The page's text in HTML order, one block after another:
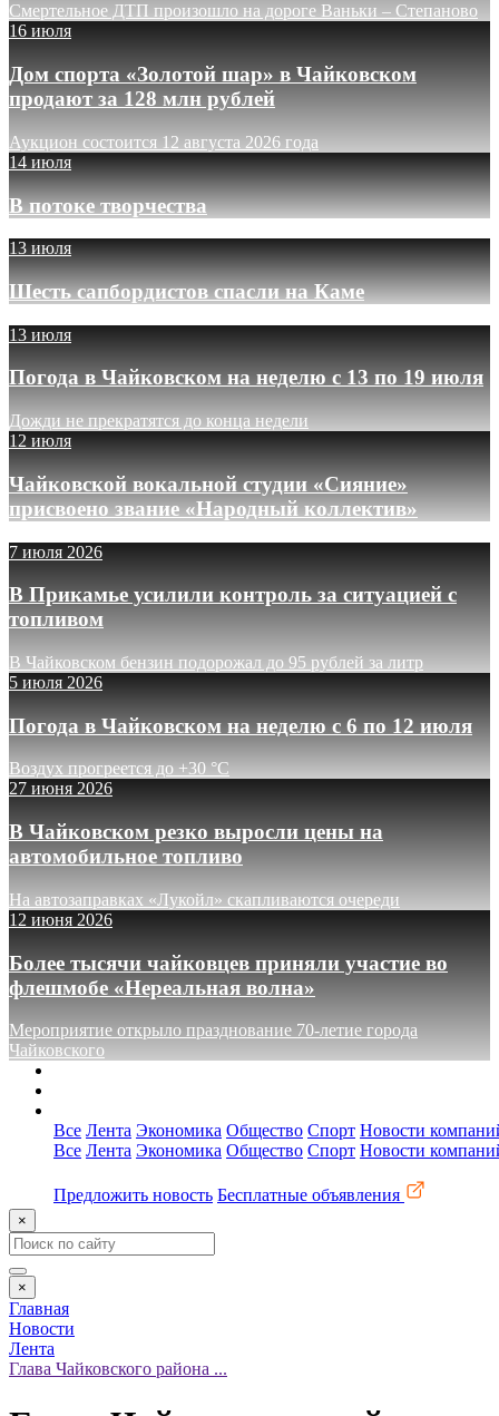
Смертельное ДТП произошло на дороге Ваньки – Степаново
16 июля
Дом спорта «Золотой шар» в Чайковском
продают за 128 млн рублей
Аукцион состоится 12 августа 2026 года
14 июля
В потоке творчества
13 июля
Шесть сапбордистов спасли на Каме
13 июля
Погода в Чайковском на неделю с 13 по 19 июля
Дожди не прекратятся до конца недели
12 июля
Чайковской вокальной студии «Сияние»
присвоено звание «Народный коллектив»
7 июля 2026
В Прикамье усилили контроль за ситуацией с
топливом
В Чайковском бензин подорожал до 95 рублей за литр
5 июля 2026
Погода в Чайковском на неделю с 6 по 12 июля
Воздух прогреется до +30 °C
27 июня 2026
В Чайковском резко выросли цены на
автомобильное топливо
На автозаправках «Лукойл» скапливаются очереди
12 июня 2026
Более тысячи чайковцев приняли участие во
флешмобе «Нереальная волна»
Мероприятие открыло празднование 70-летие города
Чайковского
Все Лента Экономика Общество Спорт Новости
Все Лента Экономика Общество Спорт Новости
Предложить новость Бесплатные объявления
×
×
Главная
Новости
Лента
Глава Чайковского района ...